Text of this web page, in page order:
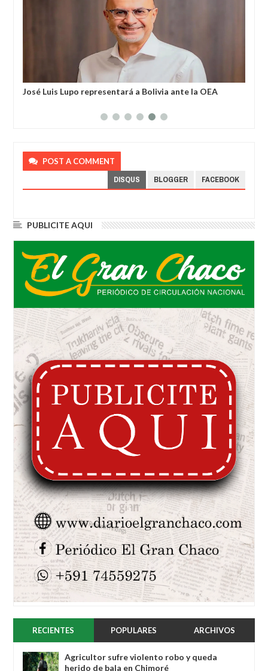
José Luis Lupo representará a Bolivia ante la OEA
POST A COMMENT
DISQUS BLOGGER FACEBOOK
PUBLICITE AQUI
RECIENTES POPULARES ARCHIVOS
Agricultor sufre violento robo y queda
herido de bala en Chimoré